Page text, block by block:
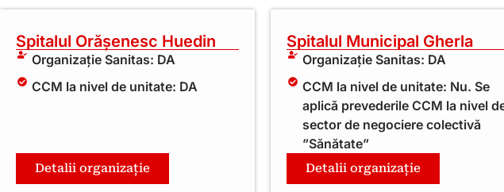
Spitalul Orășenesc Huedin
Organizație Sanitas: DA
CCM la nivel de unitate: DA
Detalii organizație
Spitalul Municipal Gherla
Organizație Sanitas: DA
CCM la nivel de unitate: Nu. Se
aplică prevederile CCM la nivel
sector de negociere colectivă
”Sănătate”
Detalii organizație